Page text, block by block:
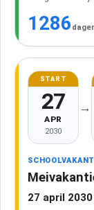
1286
START
27
APR
2030
→
27 april